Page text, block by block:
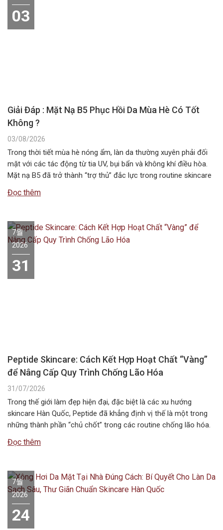
03
Giải Đáp : Mặt Nạ B5 Phục Hồi Da Mùa Hè Có Tốt
Không ?
03/08/2026
Trong thời tiết mùa hè nóng ẩm, làn da thường xuyên phải đối
mặt với các tác động từ tia UV, bụi bẩn và không khí điều hòa.
Mặt nạ B5 đã trở thành “trợ thủ” đắc lực trong routine skincare
Đọc thêm
7월
2026
31
Peptide Skincare: Cách Kết Hợp Hoạt Chất “Vàng”
để Nâng Cấp Quy Trình Chống Lão Hóa
31/07/2026
Trong thế giới làm đẹp hiện đại, đặc biệt là các xu hướng
skincare Hàn Quốc, Peptide đã khẳng định vị thế là một trong
những thành phần “chủ chốt” trong các routine chống lão hóa.
nhất vẫn là băn…
Đọc thêm
7월
2026
24